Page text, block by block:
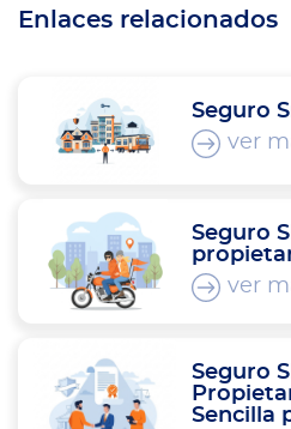
Enlaces relacionados
Seguro
ver
Seguro
ver
Seguro
Sencilla